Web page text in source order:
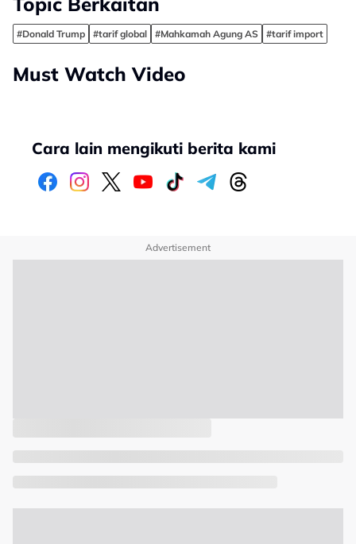
#Donald Trump #tarif global #Mahkamah Agung AS #tarif import
Must Watch Video
Cara lain mengikuti berita kami
Advertisement